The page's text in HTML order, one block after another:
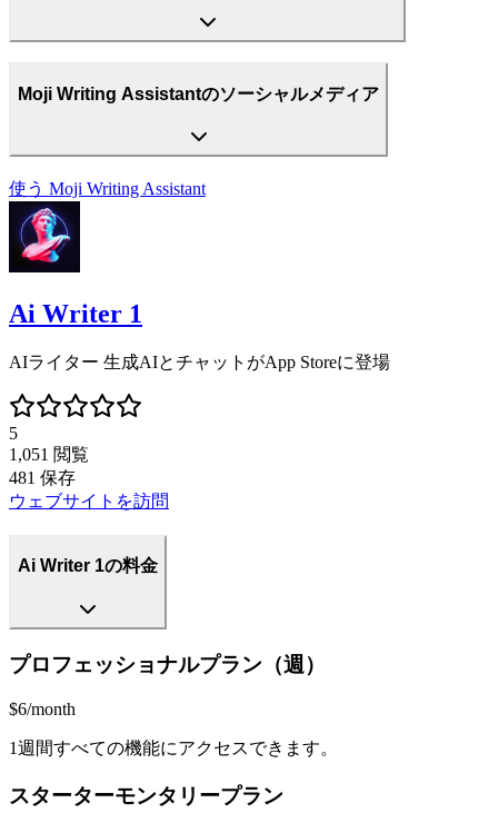
Moji Writing Assistantのソーシャルメディア
使う Moji Writing Assistant
Ai Writer 1
AIライター 生成AIとチャットがApp Storeに登場
5
1,051 閲覧
481 保存
ウェブサイトを訪問
Ai Writer 1の料金
プロフェッショナルプラン（週）
$6/month
1週間すべての機能にアクセスできます。
スターターモンタリープラン